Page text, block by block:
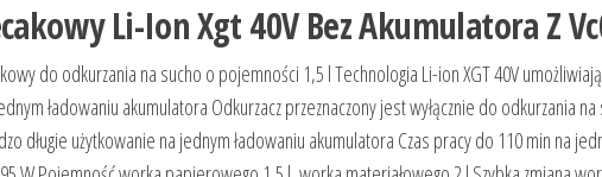
Li-Ion Xgt 40V Bez Akumulatora Z
do odkurzania na sucho o pojemności 1,5 l Technologia Li-ion XGT 40V
ładowaniu akumulatora Odkurzacz przeznaczony jest wyłącznie do odkurzania
długie użytkowanie na jednym ładowaniu akumulatora Czas pracy do 110 min na